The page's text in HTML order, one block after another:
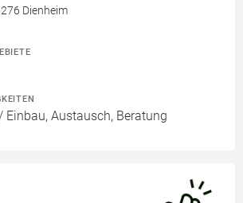
Dienheim
Austausch, Beratung